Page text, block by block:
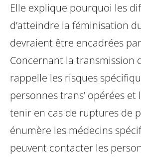
Elle explique pourquoi les
d’atteindre la féminisation
devraient être encadrées
Concernant la transmission
rappelle les risques
personnes trans’ opérées et
tenir en cas de ruptures de
énumère les médecins
peuvent contacter les